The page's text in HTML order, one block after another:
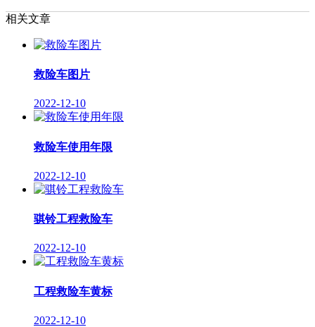
相关文章
救险车图片
2022-12-10
救险车使用年限
2022-12-10
骐铃工程救险车
2022-12-10
工程救险车黄标
2022-12-10